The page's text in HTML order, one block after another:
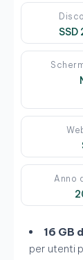
SSD
Anno
16 GB
per utenti